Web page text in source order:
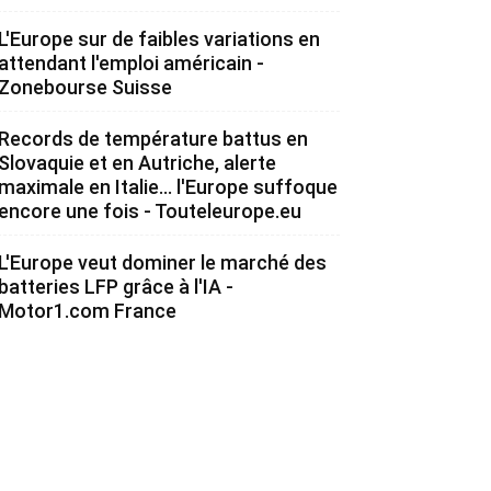
sur de faibles variations en
l'emploi américain -
Suisse
de température battus en
et en Autriche, alerte
en Italie... l'Europe suffoque
une fois - Touteleurope.eu
veut dominer le marché des
LFP grâce à l'IA -
France